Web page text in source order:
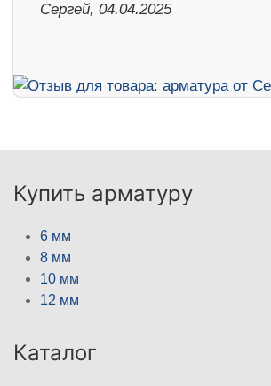
Сергей, 04.04.2025
Купить арматуру
6 мм
8 мм
10 мм
12 мм
Каталог